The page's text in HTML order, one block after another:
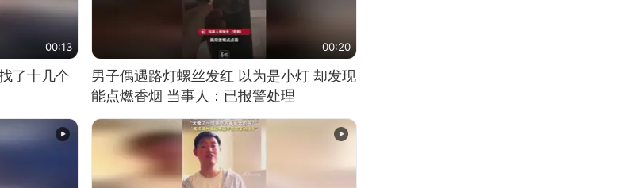
00:13
了十几个
00:20
男子偶遇路灯螺丝发红 以为是小灯 却发现
能点燃香烟 当事人：已报警处理